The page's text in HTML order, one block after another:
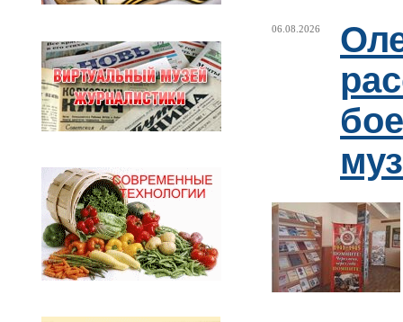
06.08.2026